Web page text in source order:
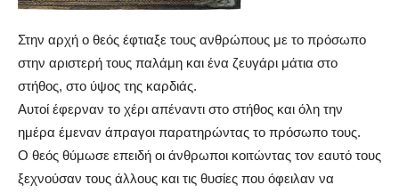
Στην αρχή ο θεός έφτιαξε τους ανθρώπους με το πρόσωπο
στην αριστερή τους παλάμη και ένα ζευγάρι μάτια στο
στήθος, στο ύψος της καρδιάς.
Αυτοί έφερναν το χέρι απέναντι στο στήθος και όλη την
ημέρα έμεναν άπραγοι παρατηρώντας το πρόσωπο τους.
Ο θεός θύμωσε επειδή οι άνθρωποι κοιτώντας τον εαυτό τους
ξεχνούσαν τους άλλους και τις θυσίες που όφειλαν να